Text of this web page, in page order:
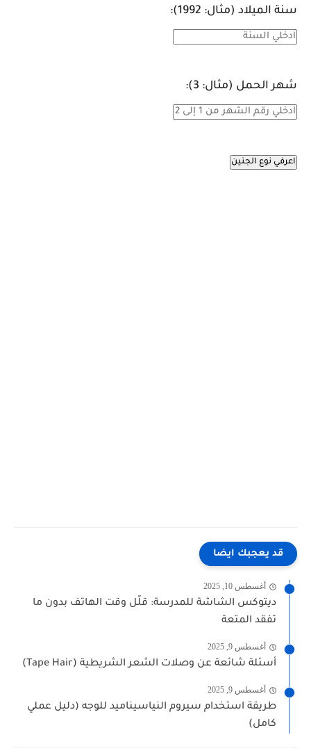
سنة الميلاد (مثال: 1992):
شهر الحمل (مثال: 3):
اعرفي نوع الجنين
قد يعجبك ايضا
أغسطس 10, 2025
ديتوكس الشاشة للمدرسة: قلّل وقت الهاتف بدون ما
تفقد المتعة
أغسطس 9, 2025
أسئلة شائعة عن وصلات الشعر الشريطية (Tape Hair)
أغسطس 9, 2025
طريقة استخدام سيروم النياسيناميد للوجه (دليل عملي
كامل)